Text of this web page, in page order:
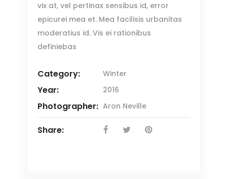
vix at, vel pertinax sensibus id, error
epicurei mea et. Mea facilisis urbanitas
moderatius id. Vis ei rationibus
definiebas
Category: Winter
Year: 2016
Photographer: Aron Neville
Share: